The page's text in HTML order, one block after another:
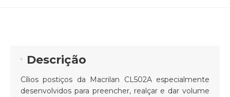
Descrição
Cílios postiços da Macrilan CL502A especialmente
desenvolvidos para preencher, realçar e dar volume